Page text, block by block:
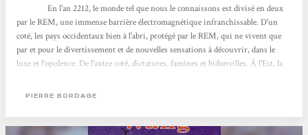
En l'an 2212, le monde tel que nous le connaissons est divisé en deux
par le REM, une immense barrière électromagnétique infranchissable. D'un
coté, les pays occidentaux bien à l'abri, protégé par le REM, qui ne vivent que
par et pour le divertissement et de nouvelles sensations à découvrir, dans le
luxe et l'opulence. De l'autre coté, dictatures, famines et bidonvilles. À l'Est, la
intégrisme religieux. ...
PIERRE BORDAGE